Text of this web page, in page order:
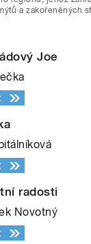
a zakořeněných
Joe
radosti
Novotný